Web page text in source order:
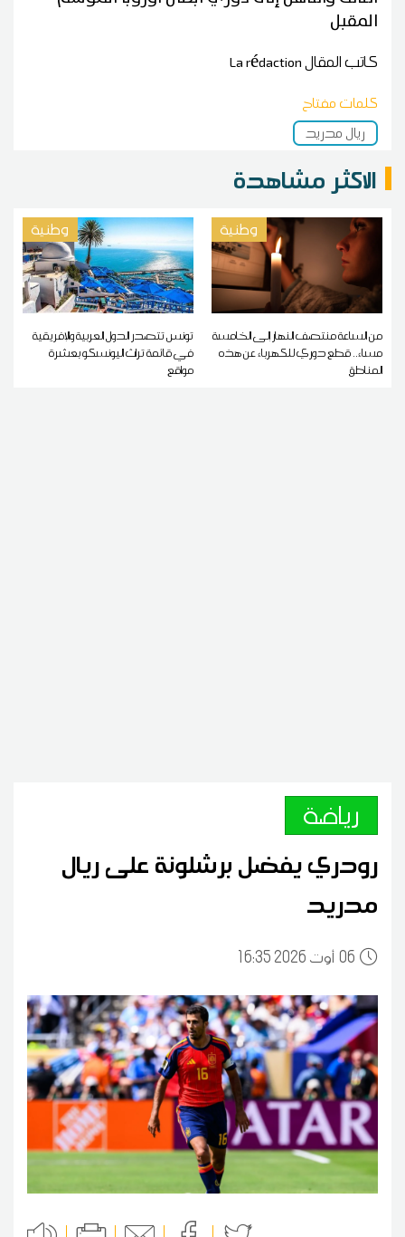
المقبل
كاتب المقالLa rédaction
كلمات مفتاح
ريال مدريد
الاكثر مشاهدة
وطنية
من الساعة منتصف النهار إلى الخامسة
مساء.. قطع دوري للكهرباء عن هذه
المناطق
وطنية
تونس تتصدر الدول العربية والإفريقية
في قائمة تراث اليونسكو بعشرة
مواقع
رياضة
رودري يفضل برشلونة على ريال
مدريد
0616:35 2026 أوت